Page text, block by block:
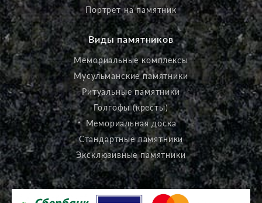
Портрет на памятник
Виды памятников
Мемориальные комплексы
Мусульманские памятники
Ритуальные памятники
Голгофы (кресты)
Мемориальная доска
Стандартные памятники
Эксклюзивные памятники